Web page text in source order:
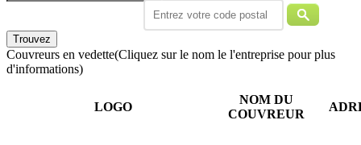
Couvreurs en vedette(Cliquez sur le nom le l'entreprise pour plus
d'informations)
LOGO
NOM DU
COUVREUR